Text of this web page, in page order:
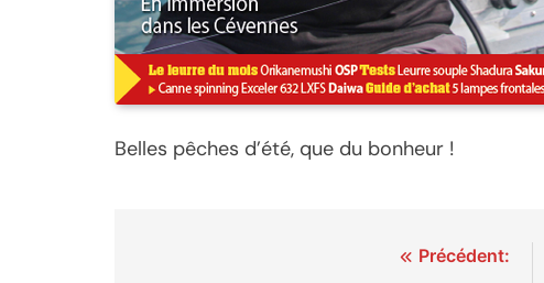
Belles pêches d’été, que du bonheur !
Précédent: